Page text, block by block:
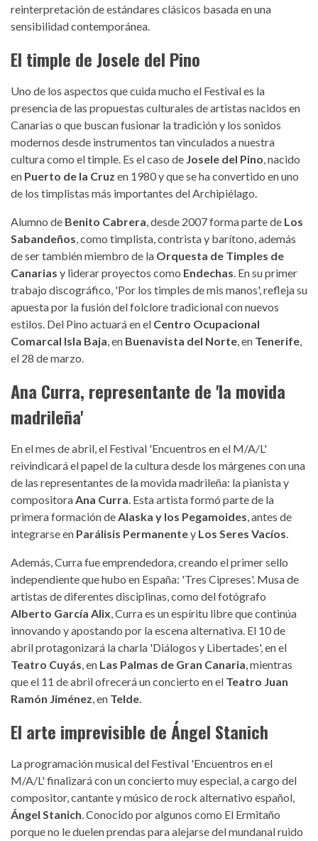
reinterpretación de estándares clásicos basada en una
sensibilidad contemporánea.
El timple de Josele del Pino
Uno de los aspectos que cuida mucho el Festival es la
presencia de las propuestas culturales de artistas nacidos en
Canarias o que buscan fusionar la tradición y los sonidos
modernos desde instrumentos tan vinculados a nuestra
cultura como el timple. Es el caso de Josele del Pino, nacido
en Puerto de la Cruz en 1980 y que se ha convertido en uno
de los timplistas más importantes del Archipiélago.
Alumno de Benito Cabrera, desde 2007 forma parte de Los
Sabandeños, como timplista, contrista y barítono, además
de ser también miembro de la Orquesta de Timples de
Canarias y liderar proyectos como Endechas. En su primer
trabajo discográfico, 'Por los timples de mis manos', refleja su
apuesta por la fusión del folclore tradicional con nuevos
estilos. Del Pino actuará en el Centro Ocupacional
Comarcal Isla Baja, en Buenavista del Norte, en Tenerife,
el 28 de marzo.
Ana Curra, representante de 'la movida
madrileña'
En el mes de abril, el Festival 'Encuentros en el M/A/L'
reivindicará el papel de la cultura desde los márgenes con una
de las representantes de la movida madrileña: la pianista y
compositoraAna Curra. Esta artista formó parte de la
primera formación deAlaska y los Pegamoides, antes de
integrarse en Parálisis Permanentey Los Seres Vacíos.
Además, Curra fue emprendedora, creando el primer sello
independiente que hubo en España: 'Tres Cipreses'. Musa de
artistas de diferentes disciplinas, como del fotógrafo
Alberto García Alix, Curra es un espíritu libre que continúa
innovando y apostando por la escena alternativa. El 10 de
abril protagonizará la charla 'Diálogos y Libertades', en el
Teatro Cuyás, en Las Palmas de Gran Canaria, mientras
que el 11 de abril ofrecerá un concierto en el Teatro Juan
Ramón Jiménez, en Telde.
El arte imprevisible de Ángel Stanich
La programación musical del Festival 'Encuentros en el
M/A/L' finalizará con un concierto muy especial, a cargo del
compositor, cantante y músico de rock alternativo español,
Ángel Stanich. Conocido por algunos como El Ermitaño
porque no le duelen prendas para alejarse del mundanal ruido